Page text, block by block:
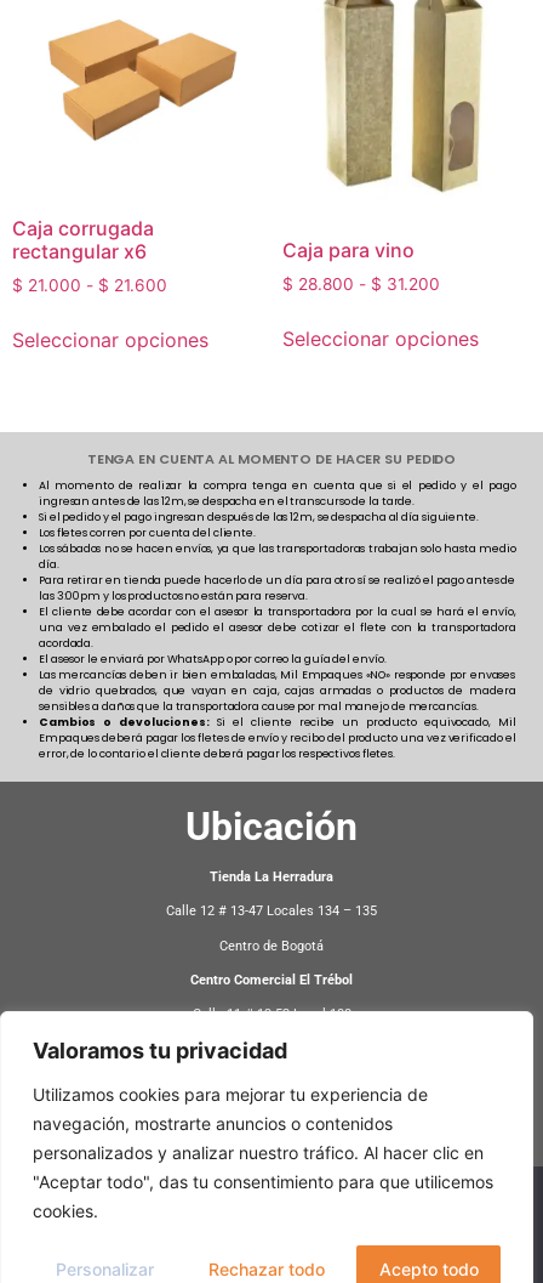
Valoramos tu privacidad
Utilizamos cookies para mejorar tu experiencia de
navegación, mostrarte anuncios o contenidos
personalizados y analizar nuestro tráfico. Al hacer clic en
"Aceptar todo", das tu consentimiento para que utilicemos
cookies.
Personalizar Rechazar todo Acepto todo
Caja corrugada
rectangular x6
$ 21.000 - $ 21.600
Seleccionar opciones
Caja para vino
$ 28.800 - $ 31.200
Seleccionar opciones
TENGA EN CUENTA AL MOMENTO DE HACER SU PEDIDO
Al momento de realizar la compra tenga en cuenta que si el pedido y el pago
ingresan antes de las 12m, se despacha en el transcurso de la tarde.
Si el pedido y el pago ingresan después de las 12m, se despacha al día siguiente.
Los fletes corren por cuenta del cliente.
Los sábados no se hacen envíos, ya que las transportadoras trabajan solo hasta medio
día.
Para retirar en tienda puede hacerlo de un día para otro sí se realizó el pago antes de
las 3:00pm y los productos no están para reserva.
El cliente debe acordar con el asesor la transportadora por la cual se hará el envío,
una vez embalado el pedido el asesor debe cotizar el flete con la transportadora
acordada.
El asesor le enviará por WhatsApp o por correo la guía del envío.
Las mercancías deben ir bien embaladas, Mil Empaques «NO» responde por envases
de vidrio quebrados, que vayan en caja, cajas armadas o productos de madera
sensibles a daños que la transportadora cause por mal manejo de mercancías.
Cambios o devoluciones:Si el cliente recibe un producto equivocado, Mil
Empaques deberá pagar los fletes de envío y recibo del producto una vez verificado el
error, de lo contario el cliente deberá pagar los respectivos fletes.
Ubicación
Tienda La Herradura
Calle 12 # 13-47 Locales 134 – 135
Centro de Bogotá
Centro Comercial El Trébol
Calle 11 # 13-52 Local 108
Centro de Bogotá
Atención
Lunes a Sábado
Usamos cookies para asegurarte la mejor experiencia en
nuestra web. Si continúas usando este sitio, asumiremos que
estás de acuerdo con ello.